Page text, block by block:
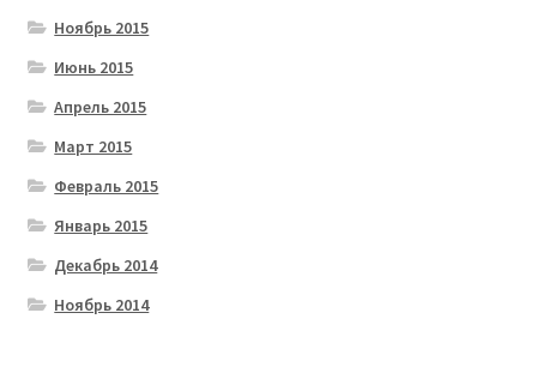
Ноябрь 2015
Июнь 2015
Апрель 2015
Март 2015
Февраль 2015
Январь 2015
Декабрь 2014
Ноябрь 2014